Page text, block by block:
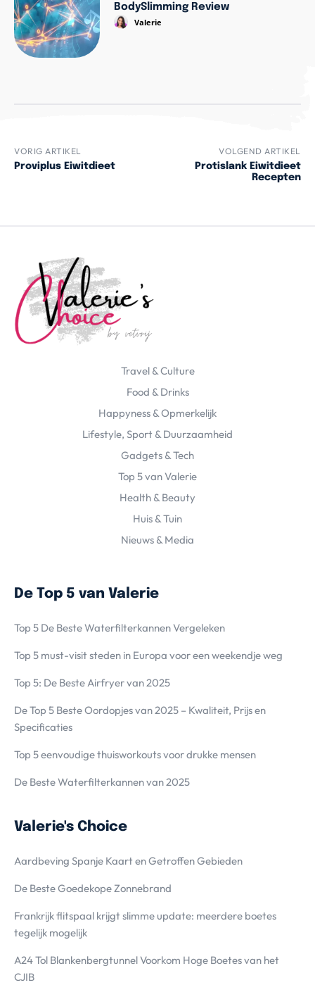
BodySlimming Review
Valerie
VORIG ARTIKEL
Proviplus Eiwitdieet
VOLGEND ARTIKEL
Protislank Eiwitdieet
Recepten
Travel & Culture
Food & Drinks
Happyness & Opmerkelijk
Lifestyle, Sport & Duurzaamheid
Gadgets & Tech
Top 5 van Valerie
Health & Beauty
Huis & Tuin
Nieuws & Media
De Top 5 van Valerie
Top 5 De Beste Waterfilterkannen Vergeleken
Top 5 must-visit steden in Europa voor een weekendje weg
Top 5: De Beste Airfryer van 2025
De Top 5 Beste Oordopjes van 2025 – Kwaliteit, Prijs en
Specificaties
Top 5 eenvoudige thuisworkouts voor drukke mensen
De Beste Waterfilterkannen van 2025
Valerie's Choice
Aardbeving Spanje Kaart en Getroffen Gebieden
De Beste Goedekope Zonnebrand
Frankrijk flitspaal krijgt slimme update: meerdere boetes
tegelijk mogelijk
A24 Tol Blankenbergtunnel Voorkom Hoge Boetes van het
CJIB